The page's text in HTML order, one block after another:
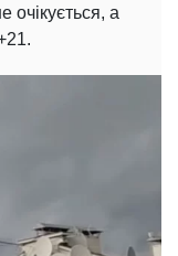
очікується, а